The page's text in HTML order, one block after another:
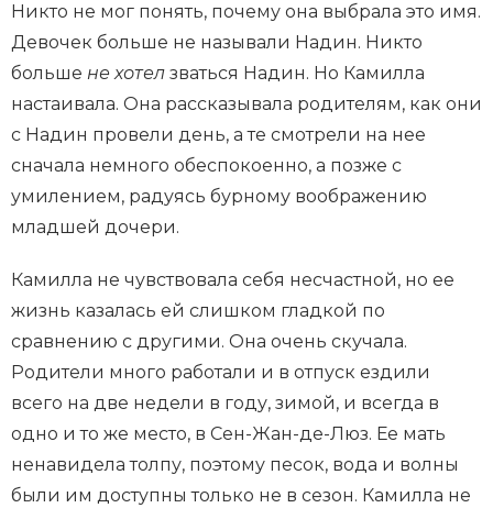
Никто не мог понять, почему она выбрала это имя.
Девочек больше не называли Надин. Никто
больше не хотел зваться Надин. Но Камилла
настаивала. Она рассказывала родителям, как они
с Надин провели день, а те смотрели на нее
сначала немного обеспокоенно, а позже с
умилением, радуясь бурному воображению
младшей дочери.
Камилла не чувствовала себя несчастной, но ее
жизнь казалась ей слишком гладкой по
сравнению с другими. Она очень скучала.
Родители много работали и в отпуск ездили
всего на две недели в году, зимой, и всегда в
одно и то же место, в Сен-Жан-де-Люз. Ее мать
ненавидела толпу, поэтому песок, вода и волны
были им доступны только не в сезон. Камилла не